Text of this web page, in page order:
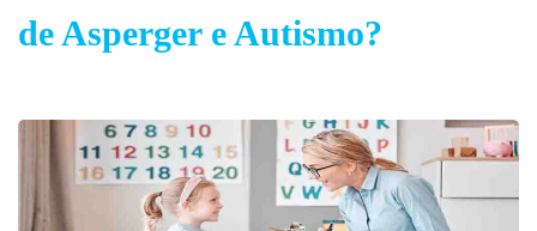
de Asperger e Autismo?